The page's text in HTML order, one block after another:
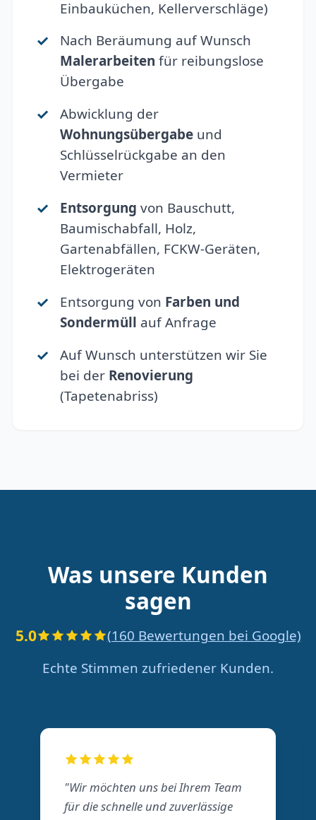
Einbauküchen, Kellerverschläge)
Nach Beräumung auf Wunsch
Malerarbeiten für reibungslose
Übergabe
Abwicklung der
Wohnungsübergabeund
Schlüsselrückgabe an den
Vermieter
Entsorgung von Bauschutt,
Baumischabfall, Holz,
Gartenabfällen, FCKW-Geräten,
Elektrogeräten
Entsorgung von Farben und
Sondermüll auf Anfrage
Auf Wunsch unterstützen wir Sie
bei der Renovierung
(Tapetenabriss)
Was unsere Kunden
sagen
5.0
(160 Bewertungen bei Google)
Echte Stimmen zufriedener Kunden.
"Wir möchten uns bei Ihrem Team
für die schnelle und zuverlässige